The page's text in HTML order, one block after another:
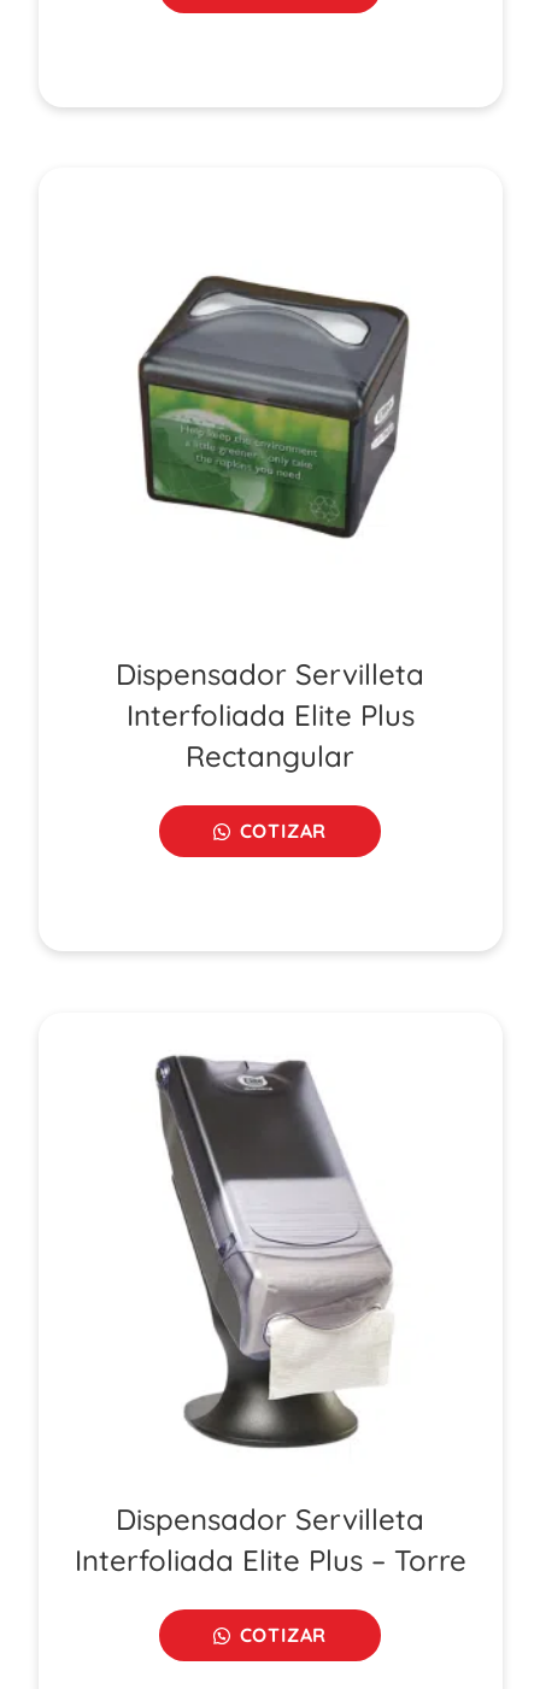
Dispensador Servilleta
Interfoliada Elite Plus
Rectangular
COTIZAR
Dispensador Servilleta
Interfoliada Elite Plus – Torre
COTIZAR